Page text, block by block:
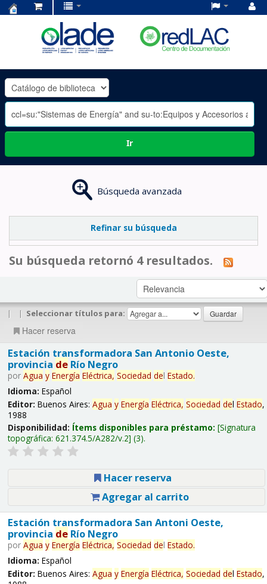
OLADE
-
Ir
Búsqueda avanzada
Refinar su búsqueda
Su búsqueda retornó 4 resultados.
| | Seleccionar títulos para:
Hacer reserva
Estación transformadora San Antonio Oeste,
provincia deRío Negro
por Agua y Energía Eléctrica, Sociedad del Estado.
Idioma: Español
Editor: Buenos Aires: Agua y Energía Eléctrica, Sociedad del Estado,
1988
Disponibilidad: Ítems disponibles para préstamo: Signatura
topográfica: 621.374.5/A282/v.2 (3).
Hacer reserva
Agregar al carrito
Estación transformadora San Antoni Oeste,
provincia deRío Negro
por Agua y Energía Eléctrica, Sociedad del Estado.
Idioma: Español
Editor: Buenos Aires: Agua y Energía Eléctrica, Sociedad del Estado,